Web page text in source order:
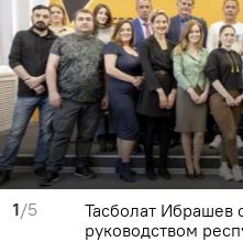
1/5
Тасболат Ибрашев
руководством